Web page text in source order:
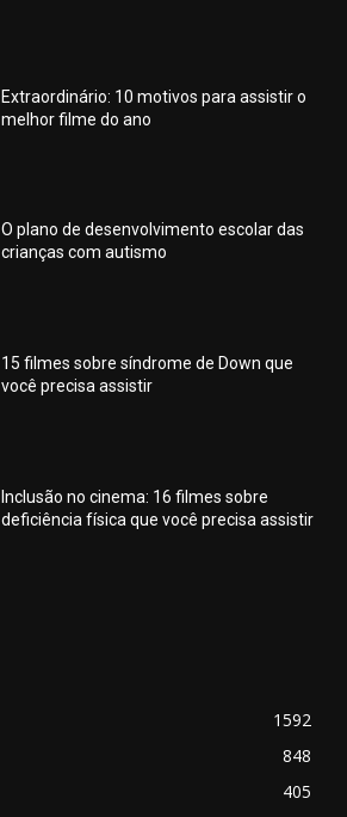
Extraordinário: 10 motivos para assistir o
melhor filme do ano
O plano de desenvolvimento escolar das
crianças com autismo
15 filmes sobre síndrome de Down que
você precisa assistir
Inclusão no cinema: 16 filmes sobre
deficiência física que você precisa assistir
1592
848
405